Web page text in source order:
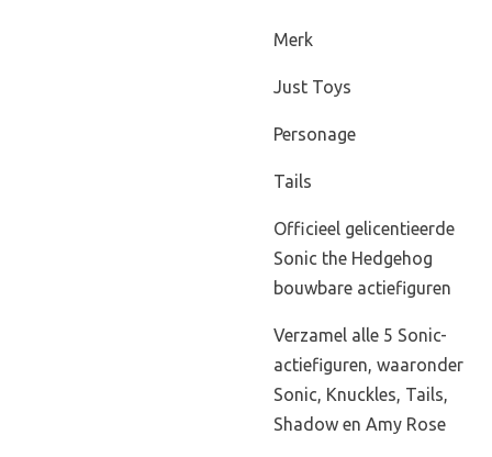
Merk
Just Toys
Personage
Tails
Officieel gelicentieerde
Sonic the Hedgehog
bouwbare actiefiguren
Verzamel alle 5 Sonic-
actiefiguren, waaronder
Sonic, Knuckles, Tails,
Shadow en Amy Rose